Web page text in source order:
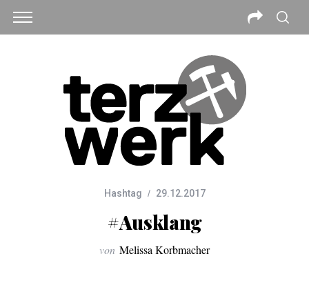
Hashtag 29.12.2017
#Ausklang
von Melissa Korbmacher